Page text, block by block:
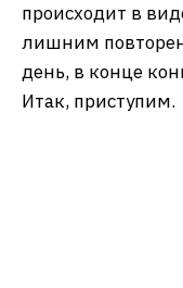
происходит в
лишним
день, в конце
Итак, приступим.